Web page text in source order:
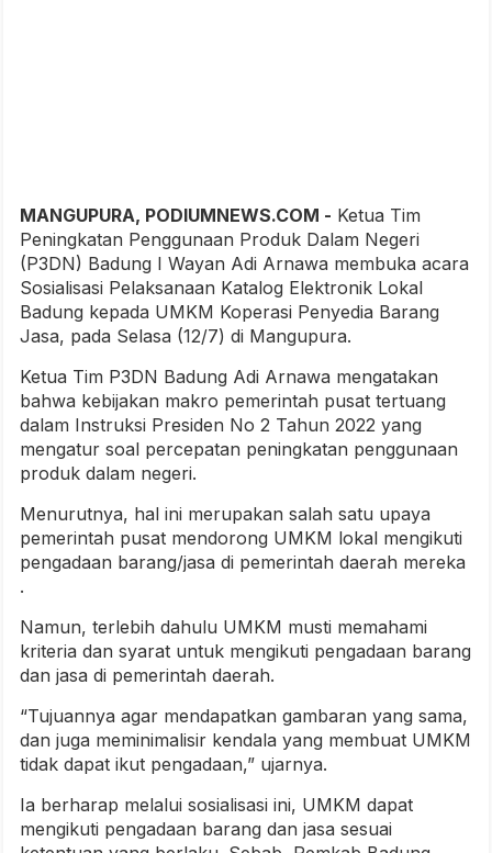
MANGUPURA, PODIUMNEWS.COM - Ketua Tim
Peningkatan Penggunaan Produk Dalam Negeri
(P3DN) Badung I Wayan Adi Arnawa membuka acara
Sosialisasi Pelaksanaan Katalog Elektronik Lokal
Badung kepada UMKM Koperasi Penyedia Barang
Jasa, pada Selasa (12/7) di Mangupura.
Ketua Tim P3DN Badung Adi Arnawa mengatakan
bahwa kebijakan makro pemerintah pusat tertuang
dalam Instruksi Presiden No 2 Tahun 2022 yang
mengatur soal percepatan peningkatan penggunaan
produk dalam negeri.
Menurutnya, hal ini merupakan salah satu upaya
pemerintah pusat mendorong UMKM lokal mengikuti
pengadaan barang/jasa di pemerintah daerah mereka
.
Namun, terlebih dahulu UMKM musti memahami
kriteria dan syarat untuk mengikuti pengadaan barang
dan jasa di pemerintah daerah.
“Tujuannya agar mendapatkan gambaran yang sama,
dan juga meminimalisir kendala yang membuat UMKM
tidak dapat ikut pengadaan,” ujarnya.
Ia berharap melalui sosialisasi ini, UMKM dapat
mengikuti pengadaan barang dan jasa sesuai